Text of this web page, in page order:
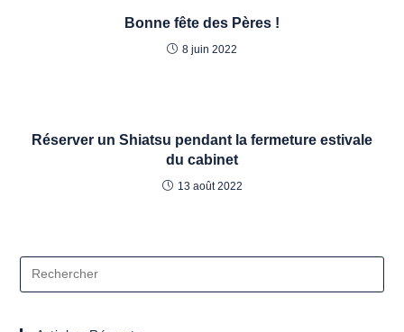
Bonne fête des Pères !
8 juin 2022
Réserver un Shiatsu pendant la fermeture estivale
du cabinet
13 août 2022